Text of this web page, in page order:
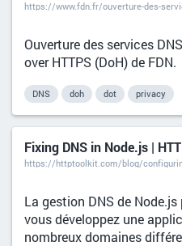
https://www.fdn.fr/ouverture-des-
Ouverture des services
over HTTPS (DoH) de FDN.
DNS doh dot privacy
Fixing DNS in Node.js |
https://httptoolkit.com/blog/
La gestion DNS de
vous développez une
nombreux domaines